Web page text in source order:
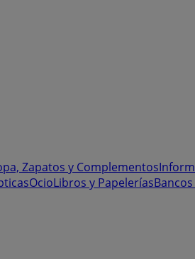
Zapatos y Complementos
OcioLibros y Papelerías